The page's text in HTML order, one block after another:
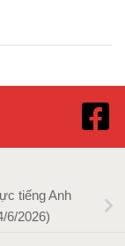
tiếng Anh
6/2026)